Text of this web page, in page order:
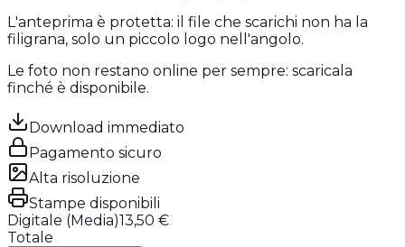
L'anteprima è protetta: il file che scarichi non ha la
filigrana, solo un piccolo logo nell'angolo.
Le foto non restano online per sempre: scaricala
finché è disponibile.
Download immediato
Pagamento sicuro
Alta risoluzione
Stampe disponibili
Digitale (Media)13,50 €
Totale